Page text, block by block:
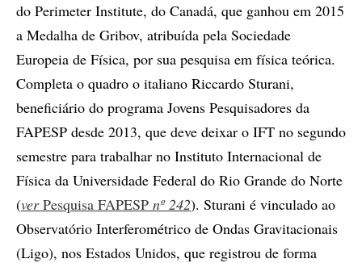
do Perimeter Institute, do Canadá, que ganhou em 2015
a Medalha de Gribov, atribuída pela Sociedade
Europeia de Física, por sua pesquisa em física teórica.
Completa o quadro o italiano Riccardo Sturani,
beneficiário do programa Jovens Pesquisadores da
FAPESP desde 2013, que deve deixar o IFT no segundo
semestre para trabalhar no Instituto Internacional de
Física da Universidade Federal do Rio Grande do Norte
(verPesquisa FAPESP nº 242). Sturani é vinculado ao
Observatório Interferométrico de Ondas Gravitacionais
(Ligo), nos Estados Unidos, que registrou de forma